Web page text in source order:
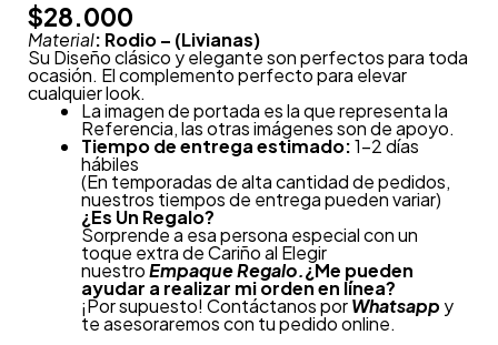
$28.000
Material: Rodio – (Livianas)
Su Diseño clásico y elegante son perfectos para toda
ocasión. El complemento perfecto para elevar
cualquier look.
La imagen de portada es la que representa la
Referencia, las otras imágenes son de apoyo.
Tiempo de entrega estimado:1-2 días
hábiles
(En temporadas de alta cantidad de pedidos,
nuestros tiempos de entrega pueden variar)
¿Es Un Regalo?
Sorprende a esa persona especial con un
toque extra de Cariño al Elegir
nuestroEmpaque Regalo.¿Me pueden
ayudar a realizar mi orden en línea?
¡Por supuesto! Contáctanos porWhatsapp y
te asesoraremos con tu pedido online.